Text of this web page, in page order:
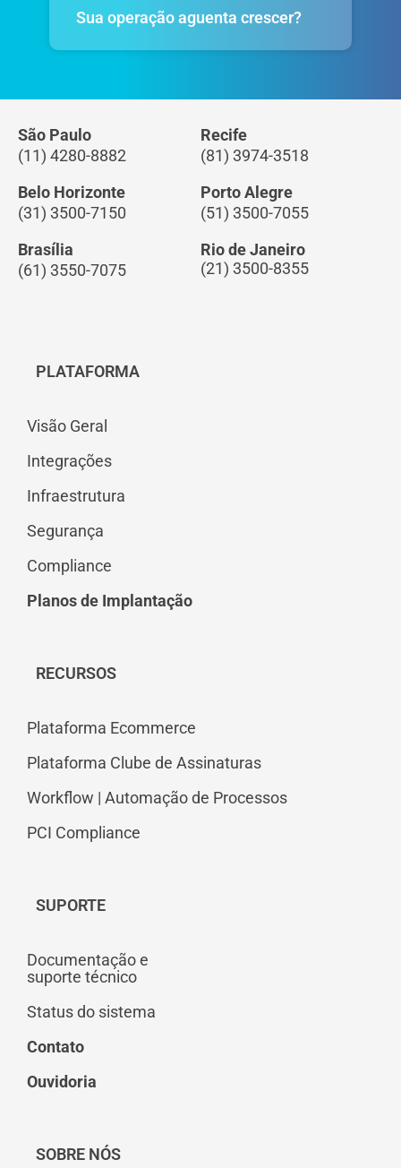
Sua operação aguenta crescer?
São Paulo
(11) 4280-8882
Recife
(81) 3974-3518
Belo Horizonte
(31) 3500-7150
Porto Alegre
(51) 3500-7055
Brasília
(61) 3550-7075
Rio de Janeiro
(21) 3500-8355
PLATAFORMA
Visão Geral
Integrações
Infraestrutura
Segurança
Compliance
Planos de Implantação
RECURSOS
Plataforma Ecommerce
Plataforma Clube de Assinaturas
Workflow | Automação de Processos
PCI Compliance
SUPORTE
Documentação e
suporte técnico
Status do sistema
Contato
Ouvidoria
SOBRE NÓS